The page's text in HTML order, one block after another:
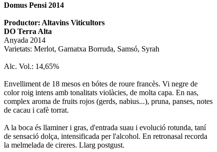
Domus Pensi 2014
Productor: Altavins Viticultors
DO Terra Alta
Anyada 2014
Varietats: Merlot, Garnatxa Borruda, Samsó, Syrah
Alc. Vol.: 14,65%
Envelliment de 18 mesos en bótes de roure francès. Vi negre de
color roig intens amb tonalitats violàcies, de molta capa. En nas,
complex aroma de fruits rojos (gerds, nabius...), pruna, panses, notes
de cacau i cafè torrat.
A la boca és llaminer i gras, d'entrada suau i evolució rotunda, taní
de sensació dolça, intensificada per l'alcohol. En retronasal recorda
la melmelada de cireres. Llarg postgust.